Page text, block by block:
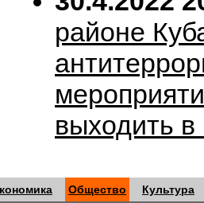
районе
выходить
Общество Культура